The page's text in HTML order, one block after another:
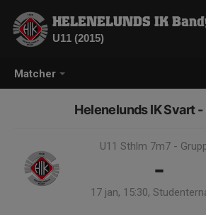
Matcher
HELENELUNDS IK
U11 (2015)
Helenelunds IK Svart
U11 Sthlm 7m7 -
-
17 jan, 15:30,